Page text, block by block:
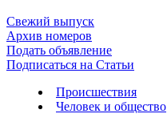
Свежий выпуск
Архив номеров
Подать объявление
Подписаться на Статьи
Происшествия
Человек и общество